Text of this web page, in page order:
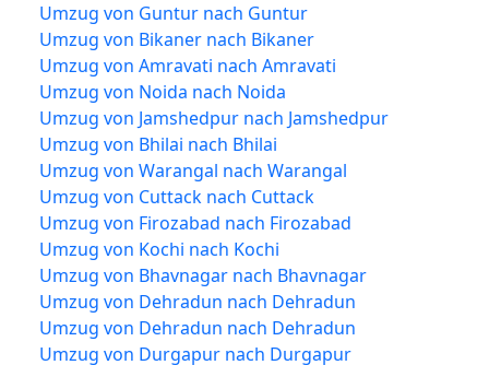
Umzug von Guntur nach Guntur
Umzug von Bikaner nach Bikaner
Umzug von Amravati nach Amravati
Umzug von Noida nach Noida
Umzug von Jamshedpur nach Jamshedpur
Umzug von Bhilai nach Bhilai
Umzug von Warangal nach Warangal
Umzug von Cuttack nach Cuttack
Umzug von Firozabad nach Firozabad
Umzug von Kochi nach Kochi
Umzug von Bhavnagar nach Bhavnagar
Umzug von Dehradun nach Dehradun
Umzug von Dehradun nach Dehradun
Umzug von Durgapur nach Durgapur